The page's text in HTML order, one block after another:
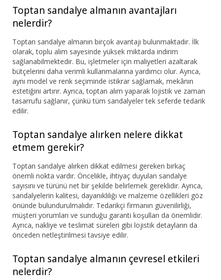
Toptan sandalye almanın avantajları
nelerdir?
Toptan sandalye almanın birçok avantajı bulunmaktadır. İlk
olarak, toplu alım sayesinde yüksek miktarda indirim
sağlanabilmektedir. Bu, işletmeler için maliyetleri azaltarak
bütçelerini daha verimli kullanmalarına yardımcı olur. Ayrıca,
aynı model ve renk seçiminde istikrar sağlamak, mekânın
estetiğini artırır. Ayrıca, toptan alım yaparak lojistik ve zaman
tasarrufu sağlanır, çünkü tüm sandalyeler tek seferde tedarik
edilir.
Toptan sandalye alırken nelere dikkat
etmem gerekir?
Toptan sandalye alırken dikkat edilmesi gereken birkaç
önemli nokta vardır. Öncelikle, ihtiyaç duyulan sandalye
sayısını ve türünü net bir şekilde belirlemek gereklidir. Ayrıca,
sandalyelerin kalitesi, dayanıklılığı ve malzeme özellikleri göz
önünde bulundurulmalıdır. Tedarikçi firmanın güvenilirliği,
müşteri yorumları ve sunduğu garanti koşulları da önemlidir.
Ayrıca, nakliye ve teslimat süreleri gibi lojistik detayların da
önceden netleştirilmesi tavsiye edilir.
Toptan sandalye almanın çevresel etkileri
nelerdir?